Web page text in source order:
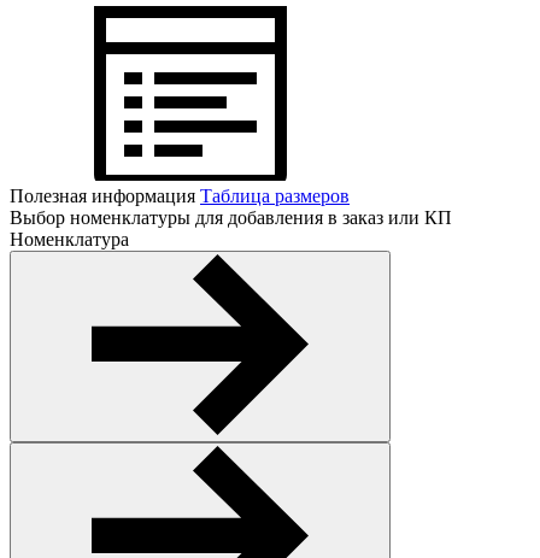
Полезная информация Таблица размеров
Выбор номенклатуры для добавления в заказ или КП
Номенклатура